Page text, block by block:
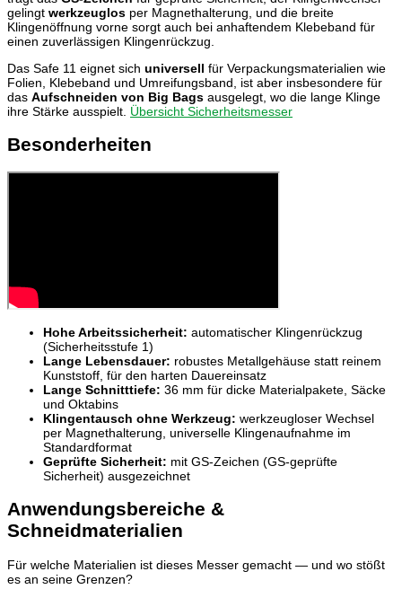
gelingt werkzeuglos per Magnethalterung, und die breite
Klingenöffnung vorne sorgt auch bei anhaftendem Klebeband für
einen zuverlässigen Klingenrückzug.
Das Safe 11 eignet sich universell für Verpackungsmaterialien wie
Folien, Klebeband und Umreifungsband, ist aber insbesondere für
das Aufschneiden von Big Bags ausgelegt, wo die lange Klinge
ihre Stärke ausspielt. Übersicht Sicherheitsmesser
Besonderheiten
Hohe Arbeitssicherheit: automatischer Klingenrückzug
(Sicherheitsstufe 1)
Lange Lebensdauer: robustes Metallgehäuse statt reinem
Kunststoff, für den harten Dauereinsatz
Lange Schnitttiefe: 36 mm für dicke Materialpakete, Säcke
und Oktabins
Klingentausch ohne Werkzeug: werkzeugloser Wechsel
per Magnethalterung, universelle Klingenaufnahme im
Standardformat
Geprüfte Sicherheit: mit GS-Zeichen (GS-geprüfte
Sicherheit) ausgezeichnet
Anwendungsbereiche &
Schneidmaterialien
Für welche Materialien ist dieses Messer gemacht — und wo stößt
es an seine Grenzen?